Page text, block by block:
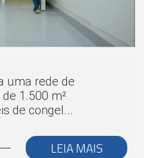
uma rede de
1.500 m²
de congel...
LEIA MAIS